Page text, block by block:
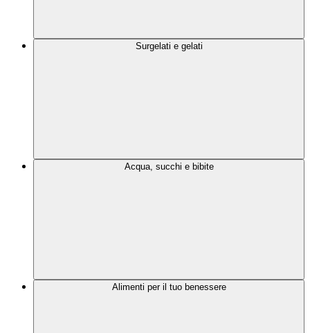
Surgelati e gelati
Acqua, succhi e bibite
Alimenti per il tuo benessere